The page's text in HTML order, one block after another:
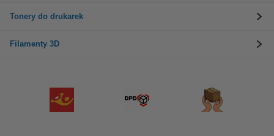
Tonery do drukarek
Filamenty 3D